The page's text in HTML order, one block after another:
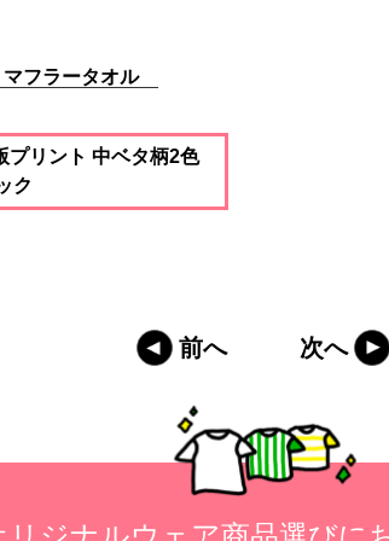
フラータオル
プリント 中ベタ柄2色
ク
前へ 次へ